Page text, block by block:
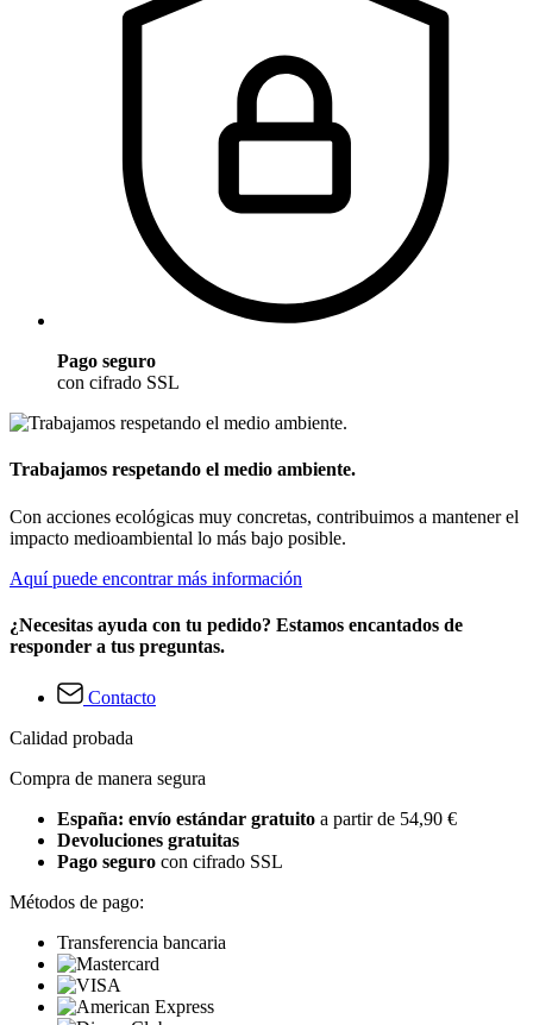
Pago seguro
con cifrado SSL
Trabajamos respetando el medio ambiente.
Con acciones ecológicas muy concretas, contribuimos a mantener el
impacto medioambiental lo más bajo posible.
Aquí puede encontrar más información
¿Necesitas ayuda con tu pedido? Estamos encantados de
responder a tus preguntas.
Contacto
Calidad probada
Compra de manera segura
España: envío estándar gratuito a partir de 54,90 €
Devoluciones gratuitas
Pago seguro con cifrado SSL
Métodos de pago:
Transferencia bancaria